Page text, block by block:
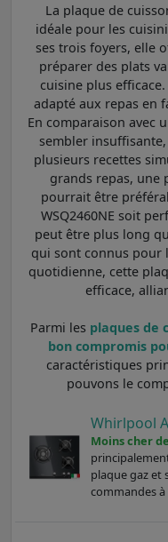
La plaque de
idéale pour les
ses trois foyers, elle
préparer des plats
cuisine plus
adapté aux repas en
En comparaison avec
sembler
plusieurs recettes
grands repas, une
pourrait être
WSQ2460NE soit
peut être plus long
qui sont connus pour
quotidienne, cette
efficace,
Parmi les plaques de
bon compromis
caractéristiques
pouvons le
Whirlpool
Moins cher
plaque gaz et
commandes